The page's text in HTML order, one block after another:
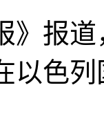
报道
以色